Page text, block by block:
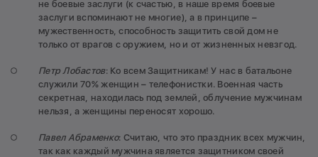
не боевые заслуги (к счастью, в наше время боевые
заслуги вспоминают не многие), а в принципе –
мужественность, способность защитить свой дом не
только от врагов с оружием, но и от жизненных невзгод.
Петр Лобастов: Ко всем Защитникам! У нас в батальоне
служили 70% женщин – телефонистки. Военная часть
секретная, находилась под землей, облучение мужчинам
нельзя, а женщины переносят хорошо.
Павел Абраменко: Считаю, что это праздник всех мужчин,
так как каждый мужчина является защитником своей